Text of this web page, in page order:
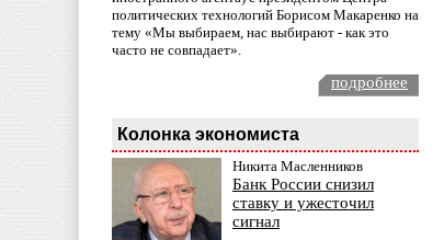
политических технологий Борисом Макаренко на
тему «Мы выбираем, нас выбирают - как это
часто не совпадает».
подробнее
Колонка экономиста
Никита Масленников
Банк России снизил
ставку и ужесточил
сигнал